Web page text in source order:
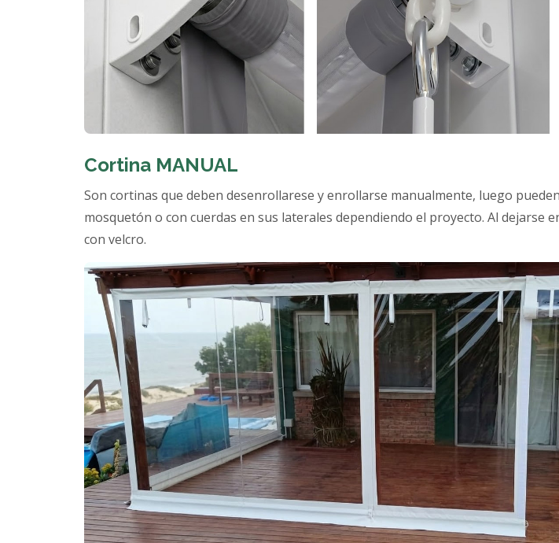
Cortina MANUAL
Son cortinas que deben desenrollarese y enrollarse manualmente, luego
mosquetón o con cuerdas en sus laterales dependiendo el proyecto. Al dejarse
con velcro.